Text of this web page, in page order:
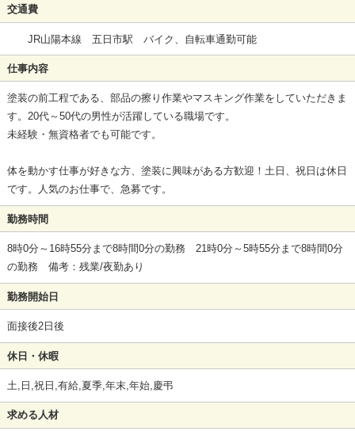
交通費
JR山陽本線 五日市駅 バイク、自転車通勤可能
仕事内容
塗装の前工程である、部品の擦り作業やマスキング作業をしていただきま
す。20代～50代の男性が活躍している職場です。
未経験・無資格者でも可能です。
体を動かす仕事が好きな方、塗装に興味がある方歓迎！土日、祝日は休日
です。人気のお仕事で、急募です。
勤務時間
8時0分～16時55分まで8時間0分の勤務 21時0分～5時55分まで8時間0分
の勤務 備考：残業/夜勤あり
勤務開始日
面接後2日後
休日・休暇
土,日,祝日,有給,夏季,年末,年始,慶弔
求める人材